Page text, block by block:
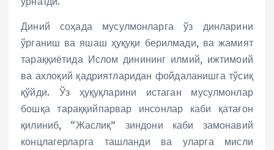
Диний соҳада мусулмонларга ўз динларини
ўрганиш ва яшаш ҳуқуқи берилмади, ва жамият
тараққиётида Ислом динининг илмий, ижтимоий
ва ахлоқий қадриятларидан фойдаланишга тўсиқ
қўйди. Ўз ҳуқуқларини истаган мусулмонлар
бошқа тараққийпарвар инсонлар каби қатағон
қилиниб, “Жаслиқ” зиндони каби замонавий
концлагерларга ташланди ва уларга мисли